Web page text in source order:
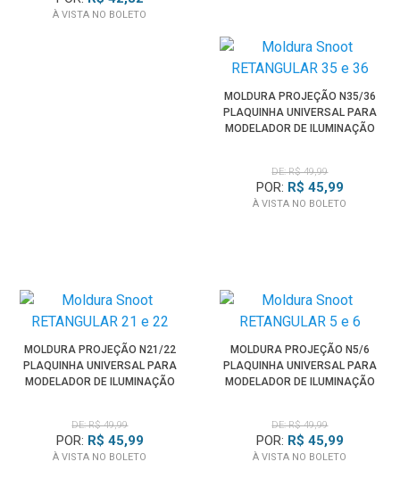
À VISTA NO BOLETO
MOLDURA PROJEÇÃO N35/36
PLAQUINHA UNIVERSAL PARA
MODELADOR DE ILUMINAÇÃO
DE: R$ 49,99
POR: R$ 45,99
À VISTA NO BOLETO
MOLDURA PROJEÇÃO N21/22
PLAQUINHA UNIVERSAL PARA
MODELADOR DE ILUMINAÇÃO
DE: R$ 49,99
POR: R$ 45,99
À VISTA NO BOLETO
MOLDURA PROJEÇÃO N5/6
PLAQUINHA UNIVERSAL PARA
MODELADOR DE ILUMINAÇÃO
DE: R$ 49,99
POR: R$ 45,99
À VISTA NO BOLETO